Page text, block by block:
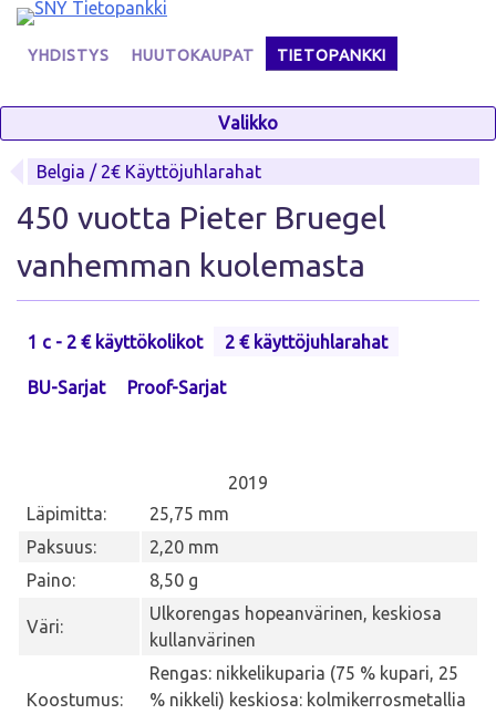
Skip
contentYHDISTYS HUUTOKAUPAT TIETOPANKKI
Valikko
Belgia / 2€ Käyttöjuhlarahat
450 vuotta Pieter Bruegel
vanhemman kuolemasta
1 c - 2 € käyttökolikot 2 € käyttöjuhlarahat
BU-Sarjat Proof-Sarjat
2019
Läpimitta:
25,75 mm
Paksuus:
2,20 mm
Paino:
8,50 g
Väri:
Ulkorengas hopeanvärinen, keskiosa
kullanvärinen
Koostumus:
Rengas: nikkelikuparia (75 % kupari, 25
% nikkeli) keskiosa: kolmikerrosmetallia